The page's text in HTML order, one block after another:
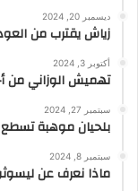
ديسمبر 20, 2024
زياش يقترب من
أكتوبر 3, 2024
تهميش الوزاني من
سبتمبر 27, 2024
بلحيان موهبة تسطع
سبتمبر 8, 2024
ماذا نعرف عن